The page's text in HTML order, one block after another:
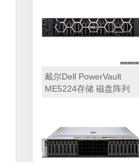
戴尔Dell PowerVault
ME5224存储 磁盘阵列